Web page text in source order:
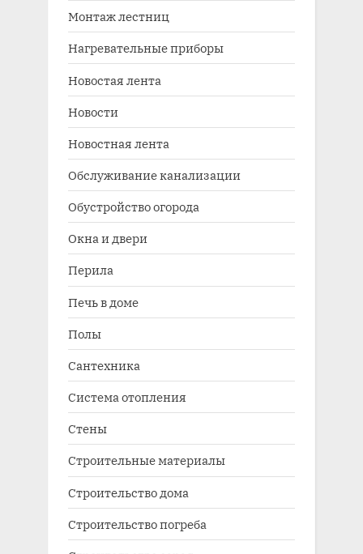
Монтаж лестниц
Нагревательные приборы
Новостая лента
Новости
Новостная лента
Обслуживание канализации
Обустройство огорода
Окна и двери
Перила
Печь в доме
Полы
Сантехника
Система отопления
Стены
Строительные материалы
Строительство дома
Строительство погреба